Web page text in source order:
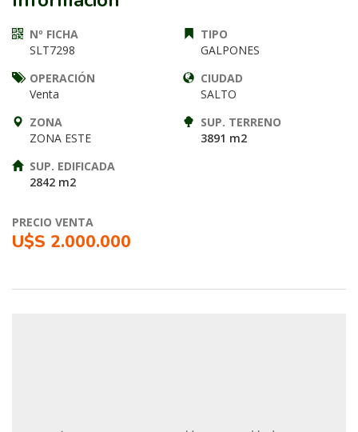
Nº FICHA
SLT7298
TIPO
GALPONES
OPERACIÓN
Venta
CIUDAD
SALTO
ZONA
ZONA ESTE
SUP. TERRENO
3891 m2
SUP. EDIFICADA
2842 m2
PRECIO VENTA
U$S 2.000.000